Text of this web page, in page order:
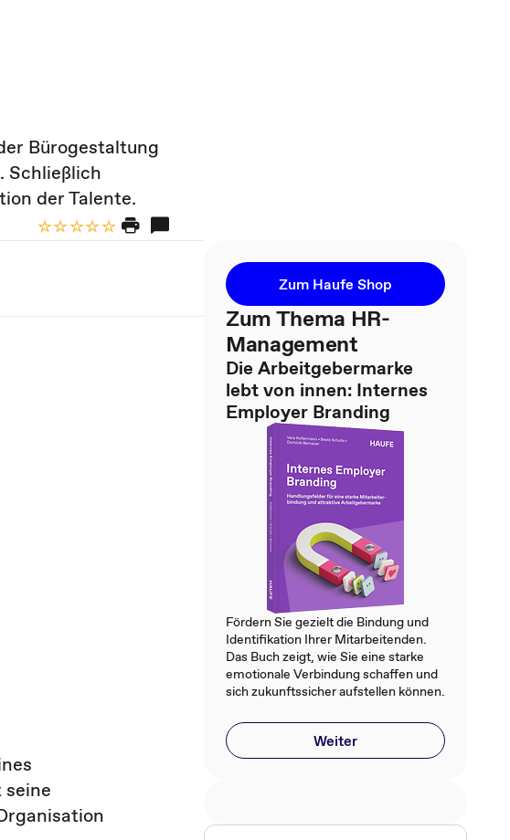
Bürogestaltung
Schließlich
der Talente.
Zum Haufe Shop
Zum Thema HR-
Management
Die Arbeitgebermarke
lebt von innen: Internes
Employer Branding
Fördern Sie gezielt die Bindung und
Identifikation Ihrer Mitarbeitenden.
Das Buch zeigt, wie Sie eine starke
emotionale Verbindung schaffen und
sich zukunftssicher aufstellen können.
Weiter